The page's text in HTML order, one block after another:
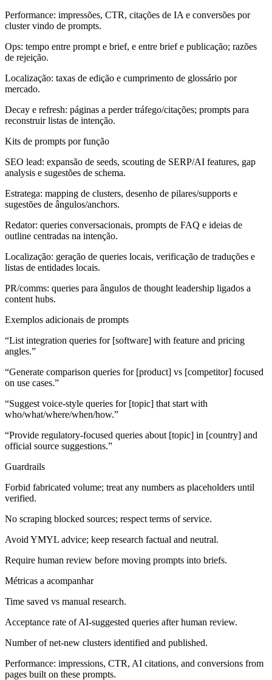
Performance: impressões, CTR, citações de IA e conversões por
cluster vindo de prompts.
Ops: tempo entre prompt e brief, e entre brief e publicação; razões
de rejeição.
Localização: taxas de edição e cumprimento de glossário por
mercado.
Decay e refresh: páginas a perder tráfego/citações; prompts para
reconstruir listas de intenção.
Kits de prompts por função
SEO lead: expansão de seeds, scouting de SERP/AI features, gap
analysis e sugestões de schema.
Estratega: mapping de clusters, desenho de pilares/supports e
sugestões de ângulos/anchors.
Redator: queries conversacionais, prompts de FAQ e ideias de
outline centradas na intenção.
Localização: geração de queries locais, verificação de traduções e
listas de entidades locais.
PR/comms: queries para ângulos de thought leadership ligados a
content hubs.
Exemplos adicionais de prompts
“List integration queries for [software] with feature and pricing
angles.”
“Generate comparison queries for [product] vs [competitor] focused
on use cases.”
“Suggest voice-style queries for [topic] that start with
who/what/where/when/how.”
“Provide regulatory-focused queries about [topic] in [country] and
official source suggestions.”
Guardrails
Forbid fabricated volume; treat any numbers as placeholders until
verified.
No scraping blocked sources; respect terms of service.
Avoid YMYL advice; keep research factual and neutral.
Require human review before moving prompts into briefs.
Métricas a acompanhar
Time saved vs manual research.
Acceptance rate of AI-suggested queries after human review.
Number of net-new clusters identified and published.
Performance: impressions, CTR, AI citations, and conversions from
pages built on these prompts.